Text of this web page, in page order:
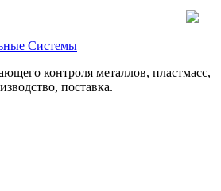
Системы
контроля металлов, пластмасс,
поставка.